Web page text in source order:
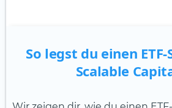
So legst du einen
Scalable